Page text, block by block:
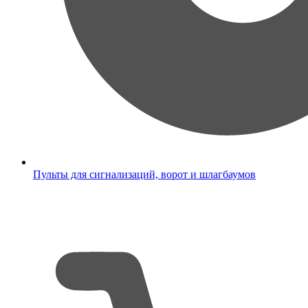
Пульты для сигнализаций, ворот и шлагбаумов